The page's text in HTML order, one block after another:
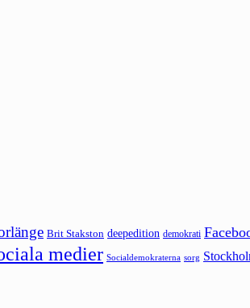
Brit Stakston deepedition demokrati
medier Socialdemokraterna sorg